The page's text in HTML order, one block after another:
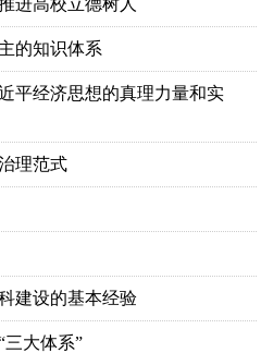
进高校立德树人
的知识体系
平经济思想的真理力量和实
理范式
建设的基本经验
三大体系”